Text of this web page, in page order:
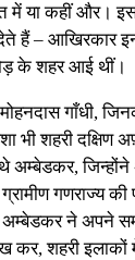
में या कहीं और।
हैं – आखिरकार
के शहर आई थीं।
गाँधी,
शहरी दक्षिण
जिन्होंने
गणराज्य की
अम्बेडकर ने अपने
कर, शहरी